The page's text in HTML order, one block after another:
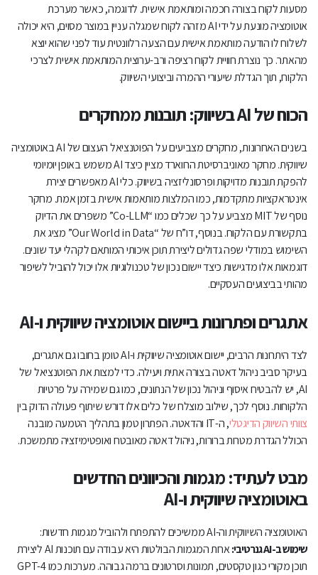
מסעות לקוח בצורה חכמה ומותאמת אישית. לדוגמה, כאשר מערכת
אוטומציה מונעת על ידי AI מזהה לקוח שמגלה עניין במוצר מסוים, היא יכולה
לשלוח לו הודעה מותאמת אישית עם הצעה רלוונטית עוד לפני שהוא יוצא
מהאתר. כך נוצרת חוויית לקוח רציפה ורב-ערוצית המותאמת אישית לצרכי
הלקוח, תוך הגדלת שיעורי ההמרה וביצועי השיווק.
הכוח של AI בשיווק: תובנות ממחקרים
בשנים האחרונות, מחקרים מצביעים על הפוטנציאל העצום של AI באוטומציה
שיווקית. מחקר מאוניברסיטת הרווארד מציין כיצד AI משמש באופן יומיומי
להפקת תובנות מדויקות ופרסונליזציה בשיווק. כלי AI מאפשרים יצירת
אינטראקציות מתקדמות, כמו המלצות מותאמות אישית בזמן אמת. מחקר
נוסף של MIT מצביע על כך שכלים כמו “Co-LLM” משפרים את הדיוק
בתקשורת עם הלקוח. בנוסף, דו”ח של “Our World in Data” מציג את
השימוש במודלי שפה גדולים ליצירת תוכן איכותי המותאם לקהלי יעד שונים.
דוגמאות אלו מדגישות כיצד יישום נכון של טכנולוגיות אלו יכול להוביל לשיפור
מהותי בביצועים העסקיים.
אתגרים ופתרונות ביישום אוטומציה שיווקית ו-AI
לצד היתרונות הרבים, יישום אוטומציה שיווקית ו-AI טומן בחובו גם אתגרים,
בעיקר סביב ניהול דאטה בצורה אתית ויעילה. כדי למצות את הפוטנציאל של
AI, יש להבטיח איסוף וניהול נכון של הנתונים, כמו גם שמירה על פרטיות
הלקוחות. נוסף לכך, שילוב מוצלח של כלים אלו דורש שיתוף פעולה הדוק בין
צוותי השיווק הדיגטלי
, ה-IT והדאטה. הפתרון טמון בתהליך הטמעה מובנה
הכולל הגדרת מטרות ברורות, ניהול דאטה מאובטח ואופטימיזציה מתמשכת.
מבט לעתיד: מגמות והכיוונים החדשים
באוטומציה שיווקית ו-AI
האוטומציה השיווקית וה-AI ממשיכים להתפתח ולהוביל מגמות חדשות:
שימוש ב-AI גנרטיבי:
אחת המגמות הבולטות היא עבודה עם תוכנות AI ליצירת
תוכן מקורי כגון טקסטים, תמונות וסרטונים ברמה גבוהה. מערכות כמו GPT-4